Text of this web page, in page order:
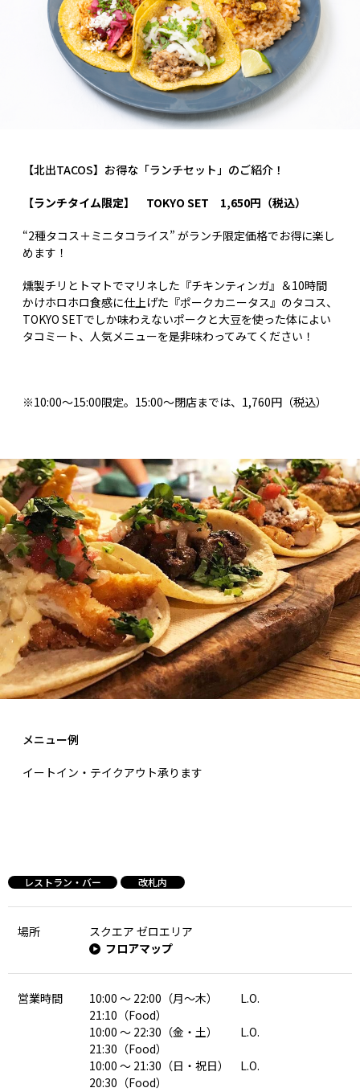
【北出TACOS】お得な「ランチセット」のご紹介！
【ランチタイム限定】 TOKYO SET 1,650円（税込）
“2種タコス＋ミニタコライス” がランチ限定価格でお得に楽し
めます！
燻製チリとトマトでマリネした『チキンティンガ』＆10時間
かけホロホロ食感に仕上げた『ポークカニータス』のタコス、
TOKYO SETでしか味わえないポークと大豆を使った体によい
タコミート、人気メニューを是非味わってみてください！
※10:00～15:00限定。15:00～閉店までは、1,760円（税込）
メニュー例
イートイン・テイクアウト承ります
レストラン・バー 改札内
場所
スクエア ゼロエリア
フロアマップ
営業時間
10:00 ～ 22:00（月～木） L.O.
21:10（Food）
10:00 ～ 22:30（金・土） L.O.
21:30（Food）
10:00 ～ 21:30（日・祝日） L.O.
20:30（Food）